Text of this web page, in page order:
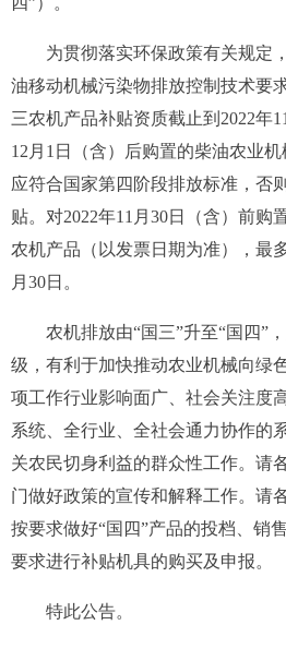
为贯彻落实环保政策有关规定
油移动机械污染物排放控制技术要
三农机产品补贴资质截止到2022年
12月1日（含）后购置的柴油农业
应符合国家第四阶段排放标准，否
贴。对2022年11月30日（含）前购
农机产品（以发票日期为准），最
月30日。
农机排放由“国三”升至“国四”
级，有利于加快推动农业机械向绿
项工作行业影响面广、社会关注度
系统、全行业、全社会通力协作的
关农民切身利益的群众性工作。请
门做好政策的宣传和解释工作。请
按要求做好“国四”产品的投档、销
要求进行补贴机具的购买及申报。
特此公告。